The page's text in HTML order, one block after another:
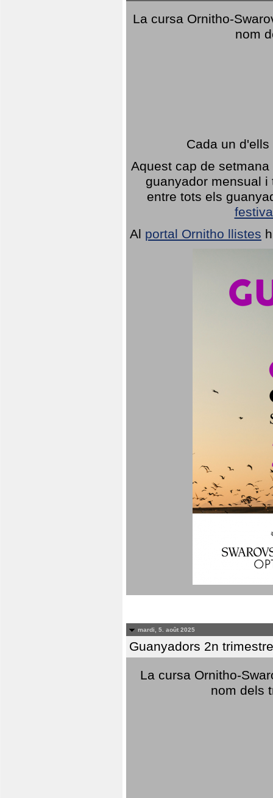
La cursa Ornitho-
nom
Cada un
Aquest cap de
guanyador mensual
entre tots els
Al portal Ornitho llistes
mardi, 5. août 2025
Guanyadors 2n
La cursa Ornitho-
nom dels